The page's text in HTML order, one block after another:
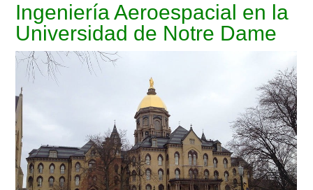
Ingeniería Aeroespacial en la
Universidad de Notre Dame